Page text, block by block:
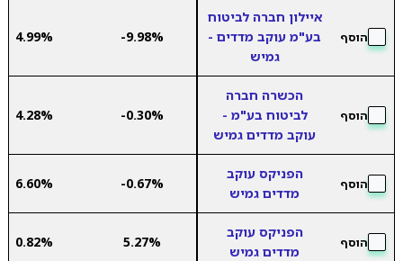
הוסף
איילון חברה לביטוח
בע"מ עוקב מדדים -
גמיש
-9.98%
4.99%
הוסף
הכשרה חברה
לביטוח בע"מ -
עוקב מדדים גמיש
-0.30%
4.28%
הוסף
הפניקס עוקב
מדדים גמיש
-0.67%
6.60%
הוסף
הפניקס עוקב
מדדים גמיש
5.27%
0.82%